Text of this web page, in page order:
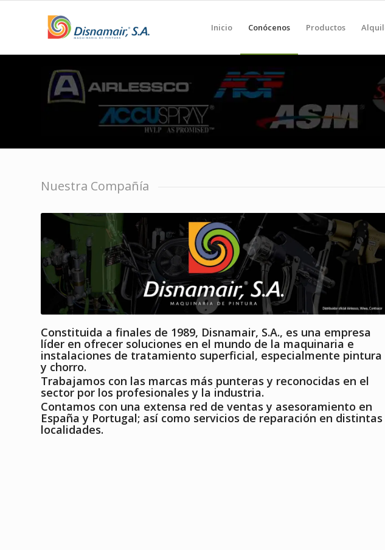
Inicio Conócenos Productos
Nuestra Compañía
Constituida a finales de 1989, Disnamair, S.A., es una empresa
líder en ofrecer soluciones en el mundo de la maquinaria e
instalaciones de tratamiento superficial, especialmente pintura
y chorro.
Trabajamos con las marcas más punteras y reconocidas en el
sector por los profesionales y la industria.
Contamos con una extensa red de ventas y asesoramiento en
España y Portugal; así como servicios de reparación en distintas
localidades.